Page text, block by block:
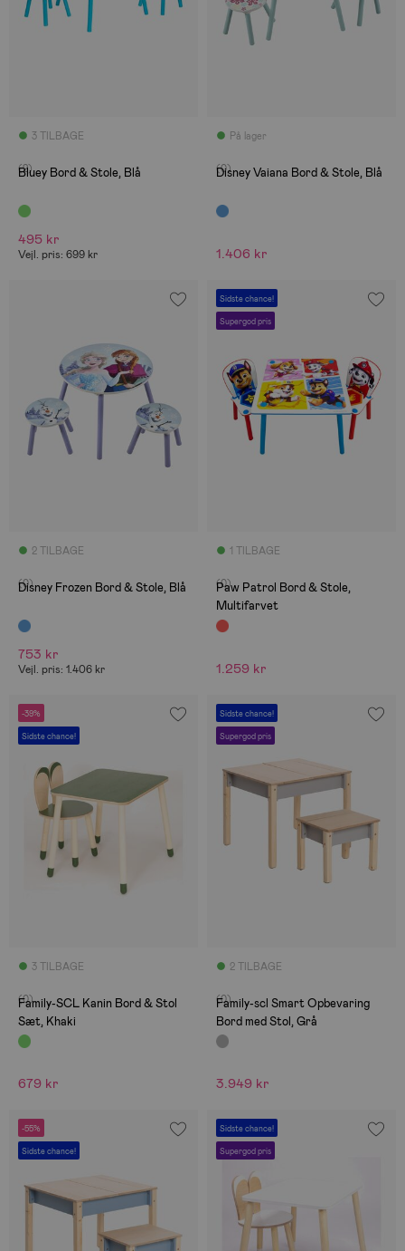
3 TILBAGE
(2)
Bluey Bord & Stole, Blå
495 kr
Vejl. pris: 699 kr
På lager
(0)
Disney Vaiana Bord & Stole, Blå
1.406 kr
2 TILBAGE
(0)
Disney Frozen Bord & Stole, Blå
753 kr
Vejl. pris: 1.406 kr
Sidste chance!
Supergod pris
1 TILBAGE
(0)
Paw Patrol Bord & Stole,
Multifarvet
1.259 kr
-39%
Sidste chance!
3 TILBAGE
(0)
Family-SCL Kanin Bord & Stol
Sæt, Khaki
679 kr
Sidste chance!
Supergod pris
2 TILBAGE
(0)
Family-scl Smart Opbevaring
Bord med Stol, Grå
3.949 kr
-55%
Sidste chance!
Sidste chance!
Supergod pris